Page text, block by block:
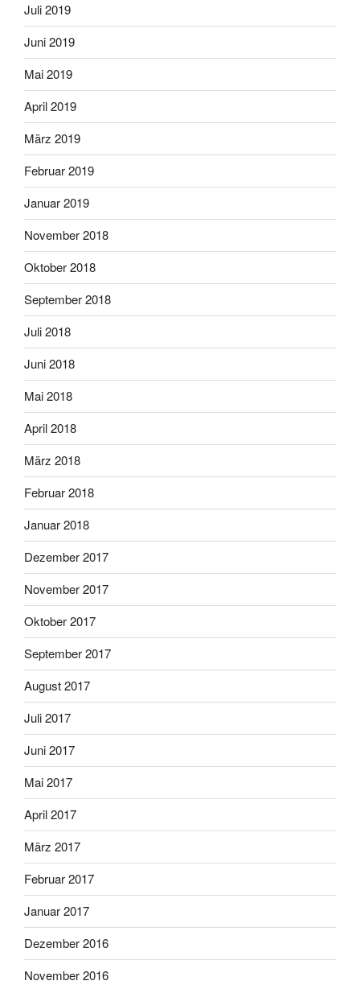
Juli 2019
Juni 2019
Mai 2019
April 2019
März 2019
Februar 2019
Januar 2019
November 2018
Oktober 2018
September 2018
Juli 2018
Juni 2018
Mai 2018
April 2018
März 2018
Februar 2018
Januar 2018
Dezember 2017
November 2017
Oktober 2017
September 2017
August 2017
Juli 2017
Juni 2017
Mai 2017
April 2017
März 2017
Februar 2017
Januar 2017
Dezember 2016
November 2016